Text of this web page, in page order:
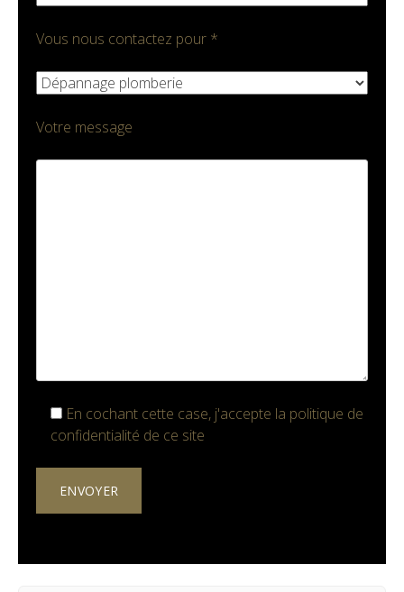
Vous nous contactez pour *
Votre message
En cochant cette case, j'accepte la politique de
confidentialité de ce site